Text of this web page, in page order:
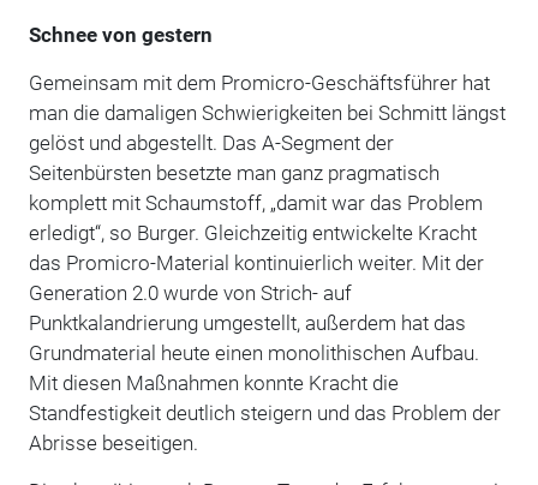
Schnee von gestern
Gemeinsam mit dem Promicro-Geschäftsführer hat
man die damaligen Schwierigkeiten bei Schmitt längst
gelöst und abgestellt. Das A-Segment der
Seitenbürsten besetzte man ganz pragmatisch
komplett mit Schaumstoff, „damit war das Problem
erledigt“, so Burger. Gleichzeitig entwickelte Kracht
das Promicro-Material kontinuierlich weiter. Mit der
Generation 2.0 wurde von Strich- auf
Punktkalandrierung umgestellt, außerdem hat das
Grundmaterial heute einen monolithischen Aufbau.
Mit diesen Maßnahmen konnte Kracht die
Standfestigkeit deutlich steigern und das Problem der
Abrisse beseitigen.